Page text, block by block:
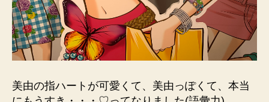
美由の指ハートが可愛くて、美由っぽくて、本当